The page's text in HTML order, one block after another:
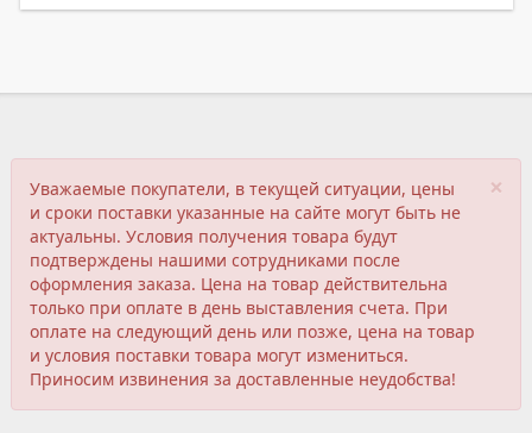
×
Уважаемые покупатели, в текущей ситуации, цены
и сроки поставки указанные на сайте могут быть не
актуальны. Условия получения товара будут
подтверждены нашими сотрудниками после
оформления заказа. Цена на товар действительна
только при оплате в день выставления счета. При
оплате на следующий день или позже, цена на товар
и условия поставки товара могут измениться.
Приносим извинения за доставленные неудобства!